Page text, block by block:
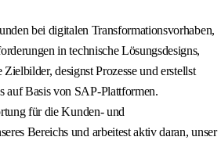
bei digitalen Transformationsvorhaben,
in technische Lösungsdesigns,
designst Prozesse und erstellst
auf Basis von SAP-Plattformen.
für die Kunden- und
Bereichs und arbeitest aktiv daran, unser